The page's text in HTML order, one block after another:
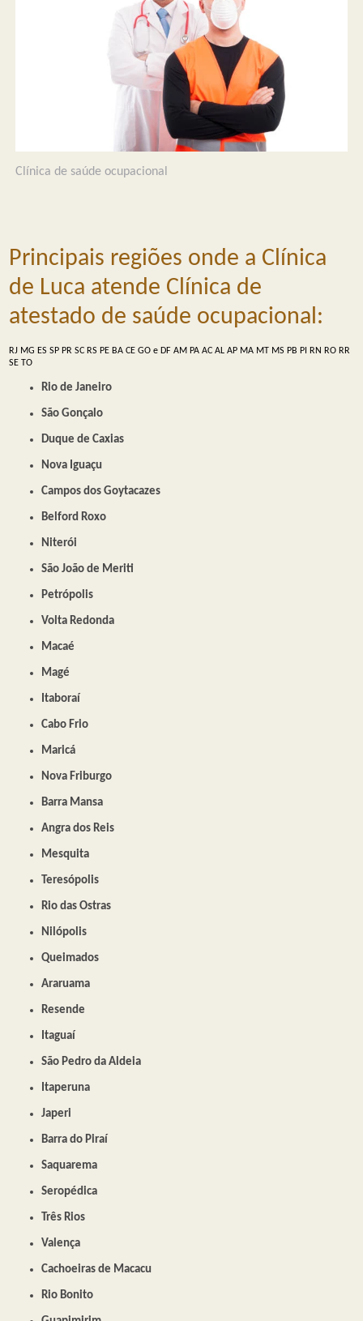
Clínica de saúde ocupacional
Principais regiões onde a Clínica
de Luca atende Clínica de
atestado de saúde ocupacional:
RJ MG ES SP PR SC RS PE BA CE GO e DF AM PA AC AL AP MA MT MS PB PI RN RO RR
SE TO
Rio de Janeiro
São Gonçalo
Duque de Caxias
Nova Iguaçu
Campos dos Goytacazes
Belford Roxo
Niterói
São João de Meriti
Petrópolis
Volta Redonda
Macaé
Magé
Itaboraí
Cabo Frio
Maricá
Nova Friburgo
Barra Mansa
Angra dos Reis
Mesquita
Teresópolis
Rio das Ostras
Nilópolis
Queimados
Araruama
Resende
Itaguaí
São Pedro da Aldeia
Itaperuna
Japeri
Barra do Piraí
Saquarema
Seropédica
Três Rios
Valença
Cachoeiras de Macacu
Rio Bonito